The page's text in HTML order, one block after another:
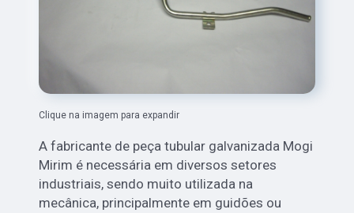
Clique na imagem para expandir
A fabricante de peça tubular galvanizada Mogi
Mirim é necessária em diversos setores
industriais, sendo muito utilizada na
mecânica, principalmente em guidões ou